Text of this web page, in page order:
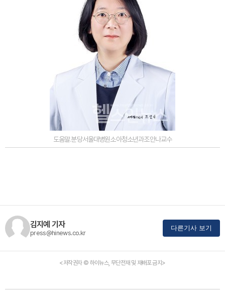
도움말.분당서울대병원소아청소년과조안나교수
김지예 기자
press@hinews.co.kr
다른기사 보기
<저작권자 © 하이뉴스, 무단전재 및 재배포 금지>